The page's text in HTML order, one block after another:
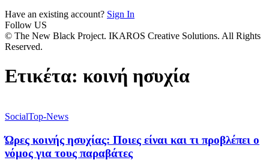
Have an existing account? Sign In
Follow US
© The New Black Project. IKAROS Creative Solutions. All Rights
Reserved.
Ετικέτα: κοινή ησυχία
SocialTop-News
Ώρες κοινής ησυχίας: Ποιες είναι και τι προβλέπει ο
νόμος για τους παραβάτες